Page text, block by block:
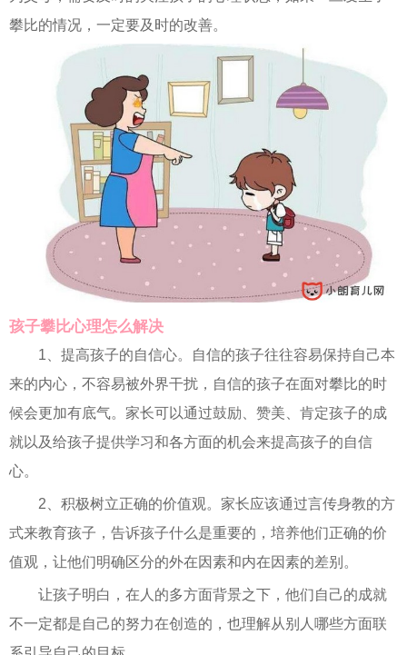
攀比的情况，一定要及时的改善。
孩子攀比心理怎么解决
1、提高孩子的自信心。自信的孩子往往容易保持自己本
来的内心，不容易被外界干扰，自信的孩子在面对攀比的时
候会更加有底气。家长可以通过鼓励、赞美、肯定孩子的成
就以及给孩子提供学习和各方面的机会来提高孩子的自信
心。
2、积极树立正确的价值观。家长应该通过言传身教的方
式来教育孩子，告诉孩子什么是重要的，培养他们正确的价
值观，让他们明确区分的外在因素和内在因素的差别。
让孩子明白，在人的多方面背景之下，他们自己的成就
不一定都是自己的努力在创造的，也理解从别人哪些方面联